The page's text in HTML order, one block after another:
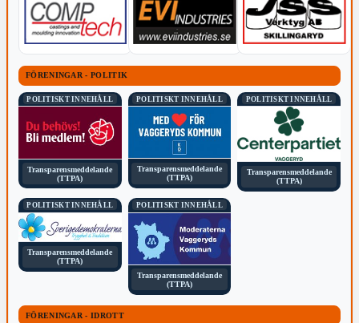
FÖRENINGAR - POLITIK
POLITISKT INNEHÅLL
Transparensmeddelande
(TTPA)
POLITISKT INNEHÅLL
Transparensmeddelande
(TTPA)
POLITISKT INNEHÅLL
Transparensmeddelande
(TTPA)
POLITISKT INNEHÅLL
Transparensmeddelande
(TTPA)
POLITISKT INNEHÅLL
Transparensmeddelande
(TTPA)
FÖRENINGAR - IDROTT